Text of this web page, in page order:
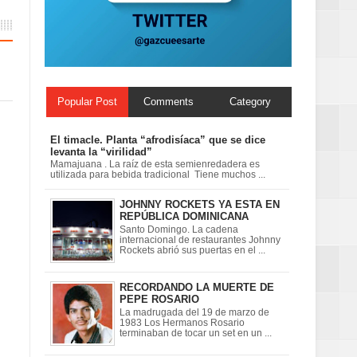
Popular Post Comments Category
El timacle. Planta “afrodisíaca” que se dice
levanta la “virilidad”
Mamajuana . La raíz de esta semienredadera es
utilizada para bebida tradicional Tiene muchos ...
JOHNNY ROCKETS YA ESTA EN
REPÚBLICA DOMINICANA
Santo Domingo. La cadena
internacional de restaurantes Johnny
Rockets abrió sus puertas en el ...
RECORDANDO LA MUERTE DE
PEPE ROSARIO
La madrugada del 19 de marzo de
1983 Los Hermanos Rosario
terminaban de tocar un set en un ...